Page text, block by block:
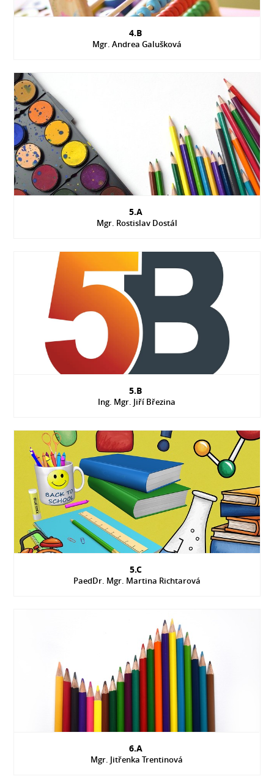
4.B
Mgr. Andrea Galušková
5.A
Mgr. Rostislav Dostál
5.B
Ing. Mgr. Jiří Březina
5.C
PaedDr. Mgr. Martina Richtarová
6.A
Mgr. Jitřenka Trentinová